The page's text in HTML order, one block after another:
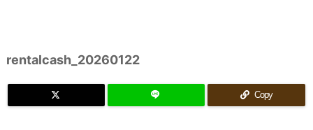
rentalcash_20260122
Copy